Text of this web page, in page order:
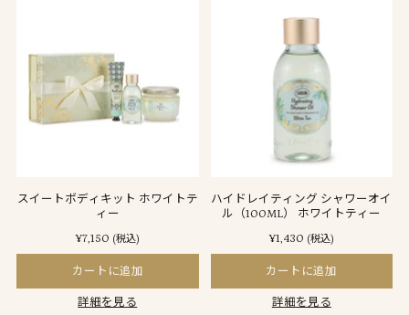
スイートボディキット ホワイトテ
ィー
¥7,150 (税込)
カートに追加
詳細を見る
ハイドレイティング シャワーオイ
ル（100ML） ホワイトティー
¥1,430 (税込)
カートに追加
詳細を見る